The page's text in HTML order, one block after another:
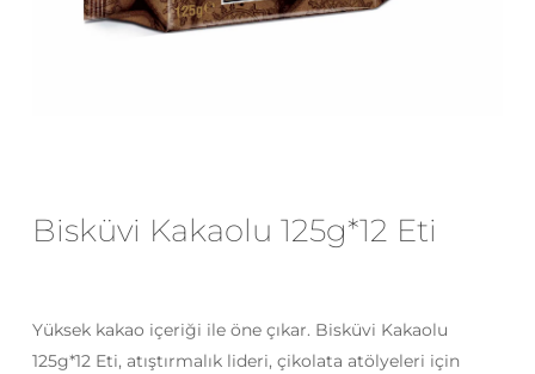
Bisküvi Kakaolu 125g*12 Eti
Yüksek kakao içeriği ile öne çıkar. Bisküvi Kakaolu
125g*12 Eti, atıştırmalık lideri, çikolata atölyeleri için
ve site adresim bu tarayıcıya